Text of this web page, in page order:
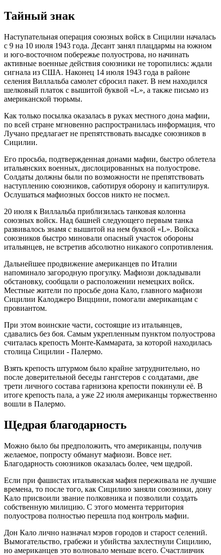
Тайный знак
Наступательная операция союзных войск в Сицилии началась
с 9 на 10 июля 1943 года. Десант занял плацдармы на южном
и юго-восточном побережье полуострова, но начинать
активные военные действия союзники не торопились: ждали
сигнала из США. Наконец 14 июля 1943 года в районе
селения Виллальба самолет сбросил пакет. В нем находился
шелковый платок с вышитой буквой «L», а также письмо из
американской тюрьмы.
Как только посылка оказалась в руках местного дона мафии,
по всей стране мгновенно распространилась информация, что
Лучано предлагает не препятствовать высадке союзников в
Сицилии.
Его просьба, подтвержденная донами мафии, быстро облетела
итальянских военных, дислоцированных на полуострове.
Солдаты должны были по возможности не препятствовать
наступлению союзников, саботируя оборону и капитулируя.
Ослушаться мафиозных боссов никто не посмел.
20 июля к Виллальба приблизилась танковая колонна
союзных войск. Над башней следующего первым танка
развивалось знамя с вышитой на нем буквой «L». Войска
союзников быстро миновали опасный участок обороны
итальянцев, не встретив абсолютно никакого сопротивления.
Дальнейшее продвижение американцев по Италии
напоминало загородную прогулку. Мафиози докладывали
обстановку, сообщали о расположении немецких войск.
Местные жители по просьбе дона Кало, главного мафиози
Сицилии Калоджеро Виццини, помогали американцам с
провиантом.
При этом воинские части, состоящие из итальянцев,
сдавались без боя. Самым укрепленным пунктом полуострова
считалась крепость Монте-Каммарата, за которой находилась
столица Сицилии - Палермо.
Взять крепость штурмом было крайне затруднительно, но
после доверительной беседы гангстеров с солдатами, две
трети личного состава гарнизона крепости покинули её. В
итоге крепость пала, а уже 22 июля американцы торжественно
вошли в Палермо.
Щедрая благодарность
Можно было бы предположить, что американцы, получив
желаемое, попросту обманут мафиози. Вовсе нет.
Благодарность союзников оказалась более, чем щедрой.
Если при фашистах итальянская мафия переживала не лучшие
времена, то после того, как Сицилию заняли союзники, дону
Кало присвоили звание полковника и позволили создать
собственную милицию. С этого момента территория
полуострова полностью перешла под контроль мафии.
Дон Кало лично назначал мэров городов и старост селений.
Вымогательство, грабежи и убийства захлестнули Сицилию,
но американцев это волновало меньше всего. Счастливчик